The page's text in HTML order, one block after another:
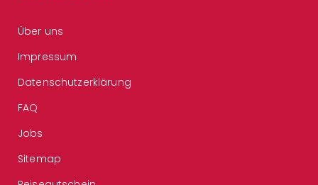
Über uns
Impressum
Datenschutzerklärung
FAQ
Jobs
Sitemap